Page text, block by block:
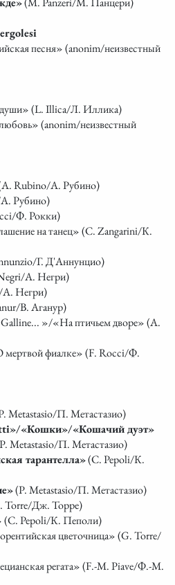
песня» (anonim/неизвестный
(L. Illica/Л. Иллика)
(anonim/неизвестный
Rubino/А. Рубино)
Рубино)
Ф. Рокки)
на танец» (C. Zangarini/К.
Г. Д'Аннунцио)
А. Негри)
Негри)
В. Аганур)
»/«На птичьем дворе» (A.
фиалке» (F. Rocci/Ф.
Metastasio/П. Метастазио)
«Кошки»/«Кошачий дуэт»
Metastasio/П. Метастазио)
тарантелла»(C. Pepoli/К.
(P. Metastasio/П. Метастазио)
Torre/Дж. Торре)
Pepoli/К. Пеполи)
цветочница» (G. Torre/
регата» (F.-M. Piave/Ф.-М.